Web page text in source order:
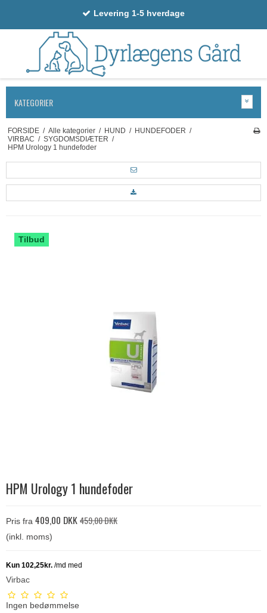
Levering 1-5 hverdage
KATEGORIER
FORSIDE / Alle kategorier / HUND / HUNDEFODER /
VIRBAC / SYGDOMSDIÆTER /
HPM Urology 1 hundefoder
Tilbud
HPM Urology 1 hundefoder
Pris fra 409,00 DKK459,00 DKK
(inkl. moms)
Virbac
Ingen bedømmelse